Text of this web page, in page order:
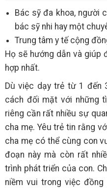
Bác sỹ đa khoa, người
bác sỹ nhi hay một
Trung tâm y tế cộng
Họ sẽ hướng dẫn và giúp
hợp nhất.
Dù việc dạy trẻ từ 1 đến
cách đối mặt với những
riêng cần rất nhiều sự
cha mẹ. Yêu trẻ tin rằng
cha mẹ có thể cùng con
đoạn này mà còn rất
trình phát triển của con.
niềm vui trong việc